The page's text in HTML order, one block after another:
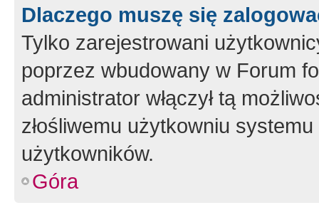
Dlaczego muszę się
Tylko zarejestrowani
poprzez wbudowany w Forum
administrator włączył tą
złośliwemu użytkowniu
użytkowników.
Góra